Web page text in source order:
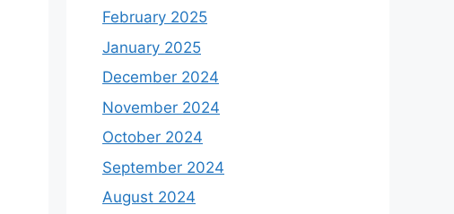
February 2025
January 2025
December 2024
November 2024
October 2024
September 2024
August 2024